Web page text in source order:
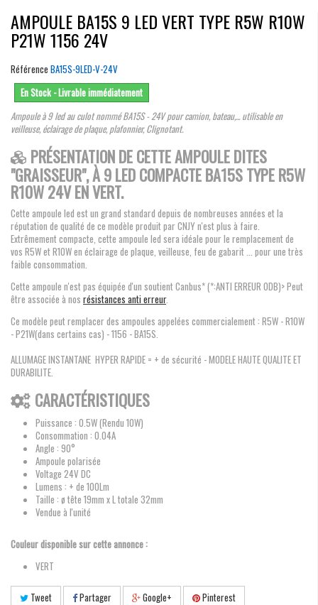
AMPOULE BA15S 9 LED VERT TYPE R5W R10W
P21W 1156 24V
Référence BA15S-9LED-V-24V
En Stock - Livrable immédiatement
Ampoule à 9 led au culot nommé BA15S - 24V pour camion, bateau,... utilisable en
veilleuse, éclairage de plaque, plafonnier, Clignotant.
PRÉSENTATION DE CETTE AMPOULE DITES
"GRAISSEUR", À 9 LED COMPACTE BA15S TYPE R5W
R10W 24V EN VERT.
Cette ampoule led est un grand standard depuis de nombreuses années et la
réputation de qualité de ce modèle produit par CNJY n'est plus à faire.
Extrêmement compacte, cette ampoule led sera idéale pour le remplacement de
vos R5W et R10W en éclairage de plaque, veilleuse, feu de gabarit ... pour une très
faible consommation.
Cette ampoule n'est pas équipée d'un soutient Canbus* (*:ANTI ERREUR ODB)> Peut
être associée à nos résistances anti erreur.
Ce modèle peut remplacer des ampoules appelées commercialement : R5W - R10W
- P21W(dans certains cas) - 1156 - BA15S.
ALLUMAGE INSTANTANE HYPER RAPIDE = + de sécurité - MODELE HAUTE QUALITE ET
DURABILITE.
CARACTÉRISTIQUES
Puissance : 0.5W (Rendu 10W)
Consommation : 0.04A
Angle : 90°
Ampoule polarisée
Voltage 24V DC
Lumens : + de 100Lm
Taille : ø tête 19mm x L totale 32mm
Vendue à l'unité
Couleur disponible sur cette annonce :
VERT
Tweet Partager Google+ Pinterest